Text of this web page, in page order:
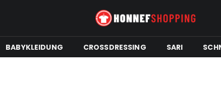
BABYKLEIDUNG CROSSDRESSING SARI